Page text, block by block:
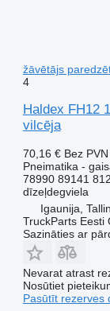
žāvētājs
4
Haldex FH12
vilcēja
70,16 € Bez PVN
Pneimatika -
78990 89141
dīzeļdegviela
Igaunija,
TruckParts Eesti
Sazināties ar
Nevarat atrast
Nosūtiet
Pasūtīt rezerves